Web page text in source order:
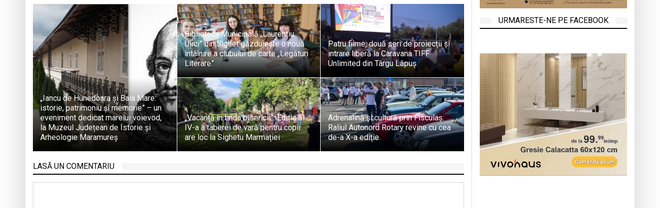
„Iancu de Hunedoara și Baia Mare:
istorie, patrimoniu și memorie” – un
eveniment dedicat marelui voievod,
la Muzeul Județean de Istorie și
Arheologie Maramureș
Biblioteca Municipală „Laurențiu
Ulici” din Sighet găzduiește o nouă
întâlnire a clubului de carte „Legături
Literare”
Patru filme, două seri de proiecții și
intrare liberă la Caravana TIFF
Unlimited din Târgu Lăpuș
„Vacanță în tinda bisericii”: Ediția a
IV-a a taberei de vară pentru copii
are loc la Sighetu Marmației
Adrenalină și cultură prin Fisculaș:
Raliul Autonord Rotary revine cu cea
de-a X-a ediție
LASĂ UN COMENTARIU
URMARESTE-NE PE FACEBOOK